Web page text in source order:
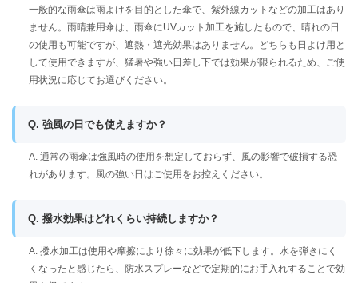
一般的な雨傘は雨よけを目的とした傘で、紫外線カットなどの加工はあり
ません。雨晴兼用傘は、雨傘にUVカット加工を施したもので、晴れの日
の使用も可能ですが、遮熱・遮光効果はありません。どちらも日よけ用と
して使用できますが、猛暑や強い日差し下では効果が限られるため、ご使
用状況に応じてお選びください。
Q. 強風の日でも使えますか？
A. 通常の雨傘は強風時の使用を想定しておらず、風の影響で破損する恐
れがあります。風の強い日はご使用をお控えください。
Q. 撥水効果はどれくらい持続しますか？
A. 撥水加工は使用や摩擦により徐々に効果が低下します。水を弾きにく
くなったと感じたら、防水スプレーなどで定期的にお手入れすることで効